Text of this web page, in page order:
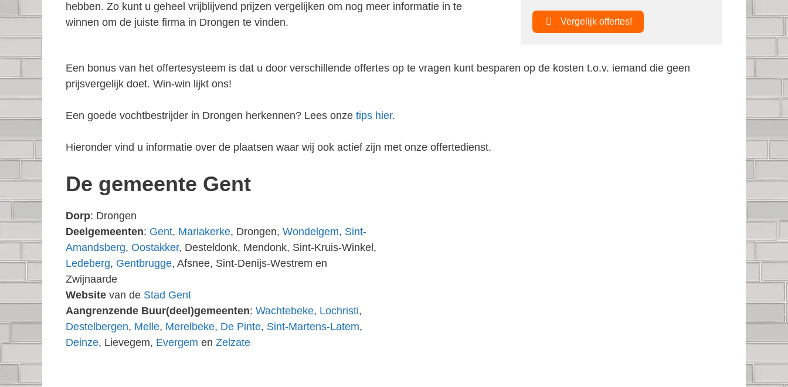
hebben. Zo kunt u geheel vrijblijvend prijzen vergelijken om nog meer informatie in te
winnen om de juiste firma in Drongen te vinden.
Vergelijk offertes!
Een bonus van het offertesysteem is dat u door verschillende offertes op te vragen kunt besparen op de kosten t.o.v. iemand die geen
prijsvergelijk doet. Win-win lijkt ons!
Een goede vochtbestrijder in Drongen herkennen? Lees onze tips hier.
Hieronder vind u informatie over de plaatsen waar wij ook actief zijn met onze offertedienst.
De gemeente Gent
Dorp: Drongen
Deelgemeenten: Gent, Mariakerke, Drongen, Wondelgem, Sint-
Amandsberg, Oostakker, Desteldonk, Mendonk, Sint-Kruis-Winkel,
Ledeberg, Gentbrugge, Afsnee, Sint-Denijs-Westrem en
Zwijnaarde
Website van de Stad Gent
Aangrenzende Buur(deel)gemeenten: Wachtebeke, Lochristi,
Destelbergen, Melle, Merelbeke, De Pinte, Sint-Martens-Latem,
Deinze, Lievegem, Evergem en Zelzate